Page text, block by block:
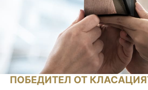
ПОБЕДИТЕЛ ОТ